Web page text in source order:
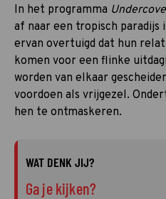
In het programma
af naar een tropisch paradijs
ervan overtuigd dat hun
komen voor een flinke
worden van elkaar
voordoen als vrijgezel.
hen te ontmaskeren.
WAT DENK JIJ?
Ga je kijken?